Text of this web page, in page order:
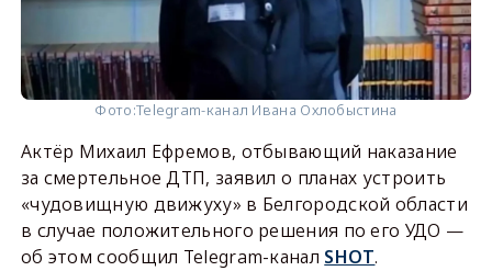
Фото:Telegram-канал Ивана Охлобыстина
Актёр Михаил Ефремов, отбывающий наказание
за смертельное ДТП, заявил о планах устроить
«чудовищную движуху» в Белгородской области
в случае положительного решения по его УДО —
об этом сообщил Telegram-канал SHOT.